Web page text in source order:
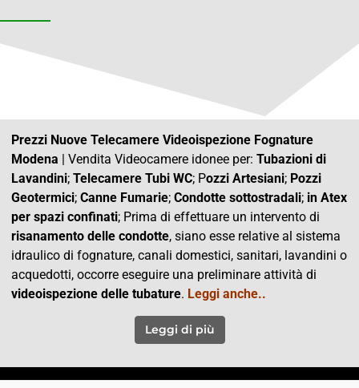
Prezzi Nuove Telecamere Videoispezione Fognature
Modena | Vendita Videocamere idonee per: Tubazioni di
Lavandini; Telecamere Tubi WC; Pozzi Artesiani; Pozzi
Geotermici; Canne Fumarie; Condotte sottostradali; in Atex
per spazi confinati; Prima di effettuare un intervento di
risanamento delle condotte, siano esse relative al sistema
idraulico di fognature, canali domestici, sanitari, lavandini o
acquedotti, occorre eseguire una preliminare attività di
videoispezione delle tubature. Leggi anche..
Leggi di più